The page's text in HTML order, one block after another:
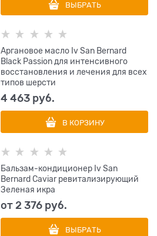
ВЫБРАТЬ
Аргановое масло Iv San Bernard
Black Passion для интенсивного
восстановления и лечения для всех
типов шерсти
4 463 руб.
В КОРЗИНУ
Бальзам-кондиционер Iv San
Bernard Caviar ревитализирующий
Зеленая икра
от2 376 руб.
ВЫБРАТЬ